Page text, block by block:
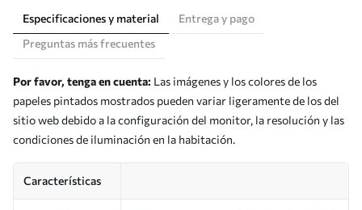
Especificaciones y material
Entrega y pago
Preguntas más frecuentes
Por favor, tenga en cuenta: Las imágenes y los colores de los
papeles pintados mostrados pueden variar ligeramente de los del
sitio web debido a la configuración del monitor, la resolución y las
condiciones de iluminación en la habitación.
Características